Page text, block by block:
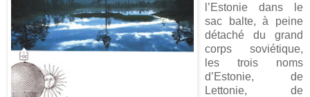
l’Estonie dans le
sac balte, à peine
détaché du grand
corps soviétique,
les trois noms
d’Estonie, de
Lettonie, de